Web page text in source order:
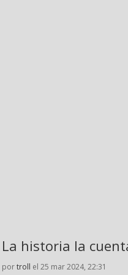
La historia la
portroll el 25 mar 2024, 22:31